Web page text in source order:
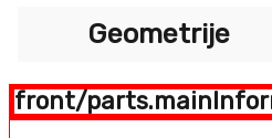
Geometrije
front/